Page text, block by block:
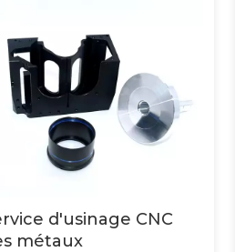
d'usinage CNC
métaux